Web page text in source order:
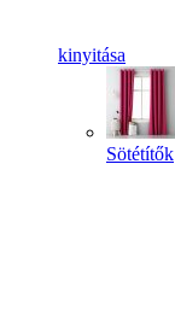
kinyitása
Sötétítők